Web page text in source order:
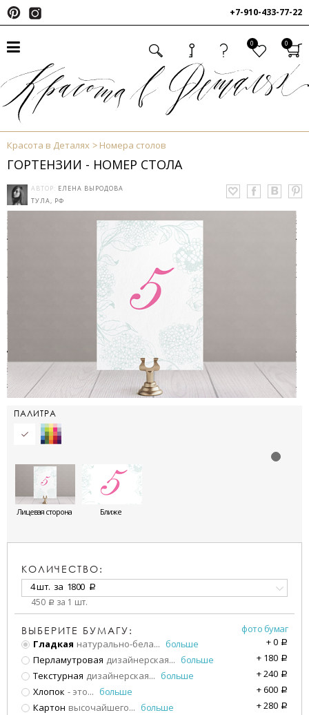
+7-910-433-77-22
0 0
Красота в Деталях Номера столов
ГОРТЕНЗИИ - НОМЕР СТОЛА
АВТОР: ЕЛЕНА ВЫРОДОВА
ТУЛА, РФ
ПАЛИТРА
Лицевая сторона Ближе
КОЛИЧЕСТВО:
4 шт. за 1800 a
450 a за 1 шт.
ВЫБЕРИТЕ БУМАГУ:
фото бумаг
Гладкая натурально-бела... больше +0 a
Перламутровая дизайнерская... больше + 180 a
Текстурная дизайнерская... больше +240 a
Хлопок - это... больше +600 a
Картон высочайшего... больше +280 a